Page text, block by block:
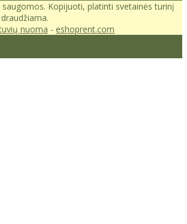
Kopijuoti, platinti svetainės turinį
nuoma - eshoprent.com